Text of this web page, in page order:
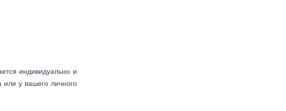
индивидуально и
или у вашего личного